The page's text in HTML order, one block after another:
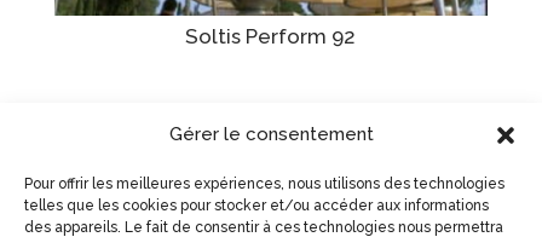
Gérer le consentement
Pour offrir les meilleures expériences, nous utilisons des technologies
telles que les cookies pour stocker et/ou accéder aux informations
des appareils. Le fait de consentir à ces technologies nous permettra
Soltis Perform 92
Visiter le site du fabricant >